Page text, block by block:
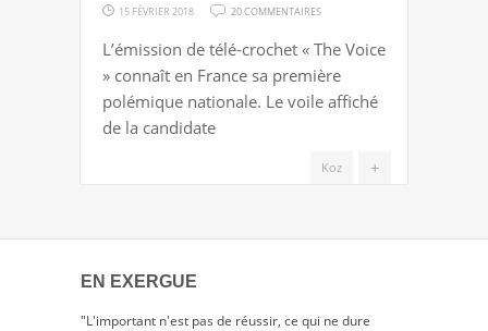
15 FÉVRIER 2018 20 COMMENTAIRES
OU
LES
IDENTITARISMES
FÊTE.
L’émission de télé-crochet « The Voice
» connaît en France sa première
polémique nationale. Le voile affiché
de la candidate
+
Koz
EN EXERGUE
"L'important n'est pas de réussir, ce qui ne dure